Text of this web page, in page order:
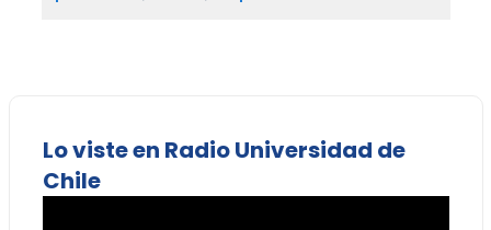
Lo viste en Radio Universidad de
Chile